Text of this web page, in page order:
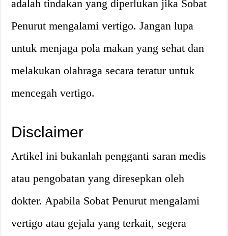
adalah tindakan yang diperlukan jika Sobat
Penurut mengalami vertigo. Jangan lupa
untuk menjaga pola makan yang sehat dan
melakukan olahraga secara teratur untuk
mencegah vertigo.
Disclaimer
Artikel ini bukanlah pengganti saran medis
atau pengobatan yang diresepkan oleh
dokter. Apabila Sobat Penurut mengalami
vertigo atau gejala yang terkait, segera